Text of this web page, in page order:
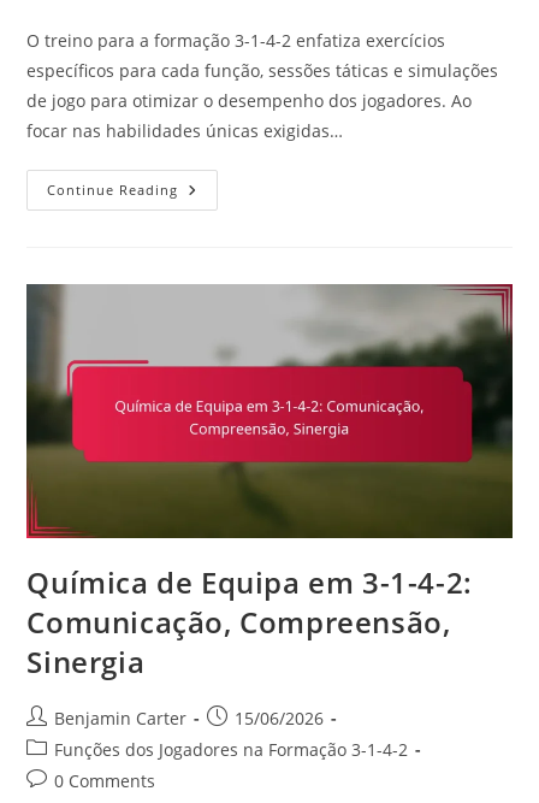
O treino para a formação 3-1-4-2 enfatiza exercícios
específicos para cada função, sessões táticas e simulações
de jogo para otimizar o desempenho dos jogadores. Ao
focar nas habilidades únicas exigidas…
Continue Reading Foco
De
4-
O
Sessões
Táticas,
Simulações
De
Química de Equipa em 3-1-4-2:
Comunicação, Compreensão,
Sinergia
Post
author:
Benjamin Carter
Post
published:
15/06/2026
Post
category:
Funções dos Jogadores na Formação 3-1-4-2
Post0 Comments